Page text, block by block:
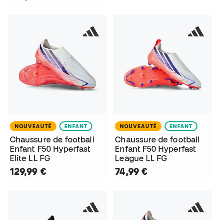
NOUVEAUTÉ ENFANT
Chaussure de football
Enfant F50 Hyperfast
Elite LL FG
129,99 €
NOUVEAUTÉ ENFANT
Chaussure de football
Enfant F50 Hyperfast
League LL FG
74,99 €